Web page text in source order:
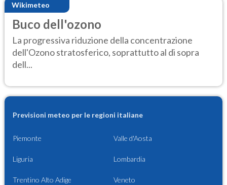
Wikimeteo
Buco dell'ozono
La progressiva riduzione della concentrazione
dell'Ozono stratosferico, soprattutto al di sopra
dell...
Previsioni meteo per le regioni italiane
Piemonte Valle d'Aosta
Liguria Lombardia
Trentino Alto Adige Veneto